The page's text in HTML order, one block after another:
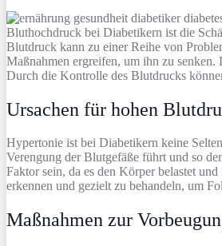
Bluthochdruck bei Diabetikern ist die
Blutdruck kann zu einer Reihe von
Maßnahmen ergreifen, um ihn zu
Durch die Kontrolle des Blutdrucks
Ursachen für hohen
Hypertonie ist bei Diabetikern keine
Verengung der Blutgefäße führt und so
Faktor sein, da es den Körper belastet
erkennen und gezielt zu behandeln, um
Maßnahmen zur